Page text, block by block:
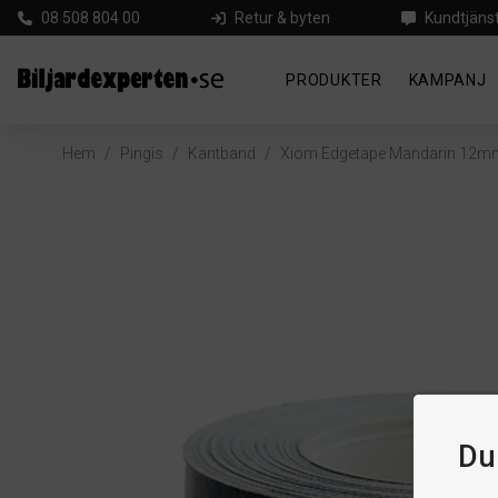
08 508 804 00 Retur & byten
PRODUKTER KAMPANJ
Hem / Pingis / Kantband / Xiom Edgetape Mandarin